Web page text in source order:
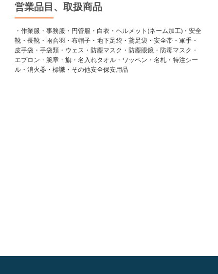
営業品目、取扱商品
・作業服・事務服・円管服・白衣・ヘルメット(ネーム加工)・安全
靴・長靴・雨合羽・布帽子・地下足袋・鳶足袋・安全帯・軍手・
皮手袋・手袋類・ウェス・防塵マスク・防塵眼鏡・防毒マスク・
エプロン・腕章・旗・名入れタオル・ワッペン・名札・特注シー
ル・消火器・標識・その他安全保安用品